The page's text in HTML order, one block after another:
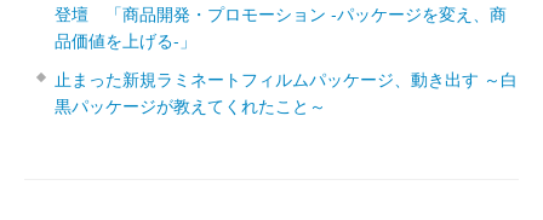
登壇 「商品開発・プロモーション ‐パッケージを変え、商
品価値を上げる‐」
止まった新規ラミネートフィルムパッケージ、動き出す ～白
黒パッケージが教えてくれたこと～